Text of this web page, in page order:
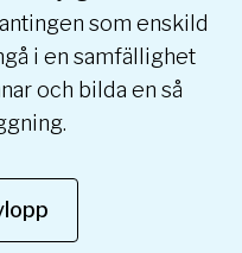
som enskild
i en samfällighet
och bilda en så